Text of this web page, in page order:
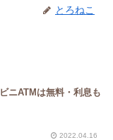
とろねこ
ニATMは無料・利息も
2022.04.16